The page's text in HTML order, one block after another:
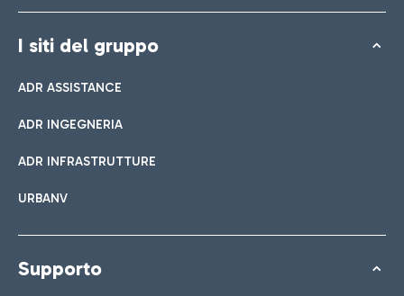
I siti del gruppo
ADR ASSISTANCE
ADR INGEGNERIA
ADR INFRASTRUTTURE
URBANV
Supporto